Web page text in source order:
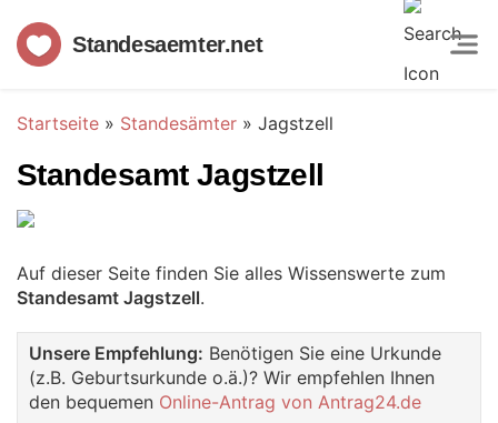
Standesaemter.net
Startseite » Standesämter » Jagstzell
Standesamt Jagstzell
Auf dieser Seite finden Sie alles Wissenswerte zum
Standesamt Jagstzell.
Unsere Empfehlung: Benötigen Sie eine Urkunde
(z.B. Geburtsurkunde o.ä.)? Wir empfehlen Ihnen
den bequemen Online-Antrag von Antrag24.de